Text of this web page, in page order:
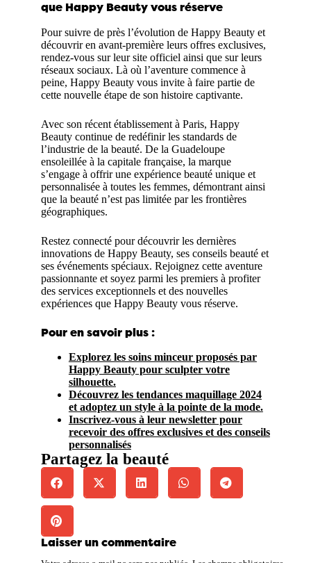
que Happy Beauty vous réserve
Pour suivre de près l’évolution de Happy Beauty et
découvrir en avant-première leurs offres exclusives,
rendez-vous sur leur site officiel ainsi que sur leurs
réseaux sociaux. Là où l’aventure commence à
peine, Happy Beauty vous invite à faire partie de
cette nouvelle étape de son histoire captivante.
Avec son récent établissement à Paris, Happy
Beauty continue de redéfinir les standards de
l’industrie de la beauté. De la Guadeloupe
ensoleillée à la capitale française, la marque
s’engage à offrir une expérience beauté unique et
personnalisée à toutes les femmes, démontrant ainsi
que la beauté n’est pas limitée par les frontières
géographiques.
Restez connecté pour découvrir les dernières
innovations de Happy Beauty, ses conseils beauté et
ses événements spéciaux. Rejoignez cette aventure
passionnante et soyez parmi les premiers à profiter
des services exceptionnels et des nouvelles
expériences que Happy Beauty vous réserve.
Pour en savoir plus :
Explorez les soins minceur proposés par
Happy Beauty pour sculpter votre
silhouette.
Découvrez les tendances maquillage 2024
et adoptez un style à la pointe de la mode.
Inscrivez-vous à leur newsletter pour
recevoir des offres exclusives et des conseils
personnalisés
Partagez la beauté
Laisser un commentaire